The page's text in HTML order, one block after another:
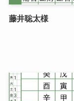
藤井聡太様